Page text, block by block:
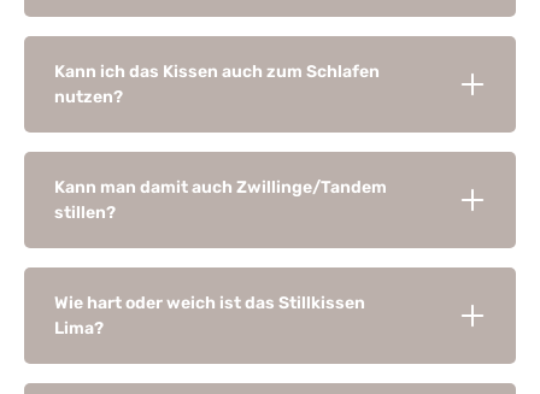
Kann ich das Kissen auch zum Schlafen
nutzen?
Kann man damit auch Zwillinge/Tandem
stillen?
Wie hart oder weich ist das Stillkissen
Lima?